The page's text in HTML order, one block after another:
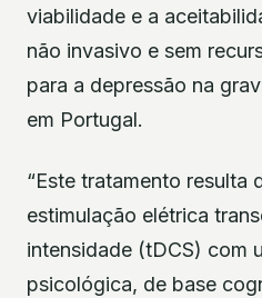
viabilidade e a
não invasivo e sem
para a depressão na
em Portugal.
“Este tratamento resulta
estimulação elétrica
intensidade (tDCS) com
psicológica, de base